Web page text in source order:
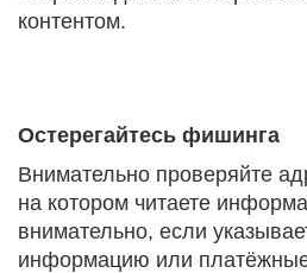
контентом.
Остерегайтесь фишинга
Внимательно проверяйте
на котором читаете
внимательно, если
информацию или